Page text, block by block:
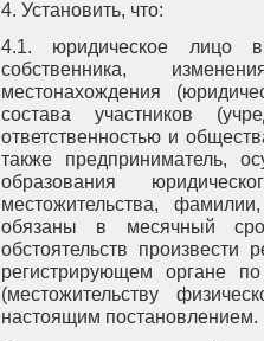
4. Установить, что:
4.1. юридическое лицо
собственника,
местонахождения
состава участников
ответственностью и
также предприниматель,
образования
местожительства,
обязаны в месячный
обстоятельств
регистрирующем органе
(местожительству
настоящим постановлением.